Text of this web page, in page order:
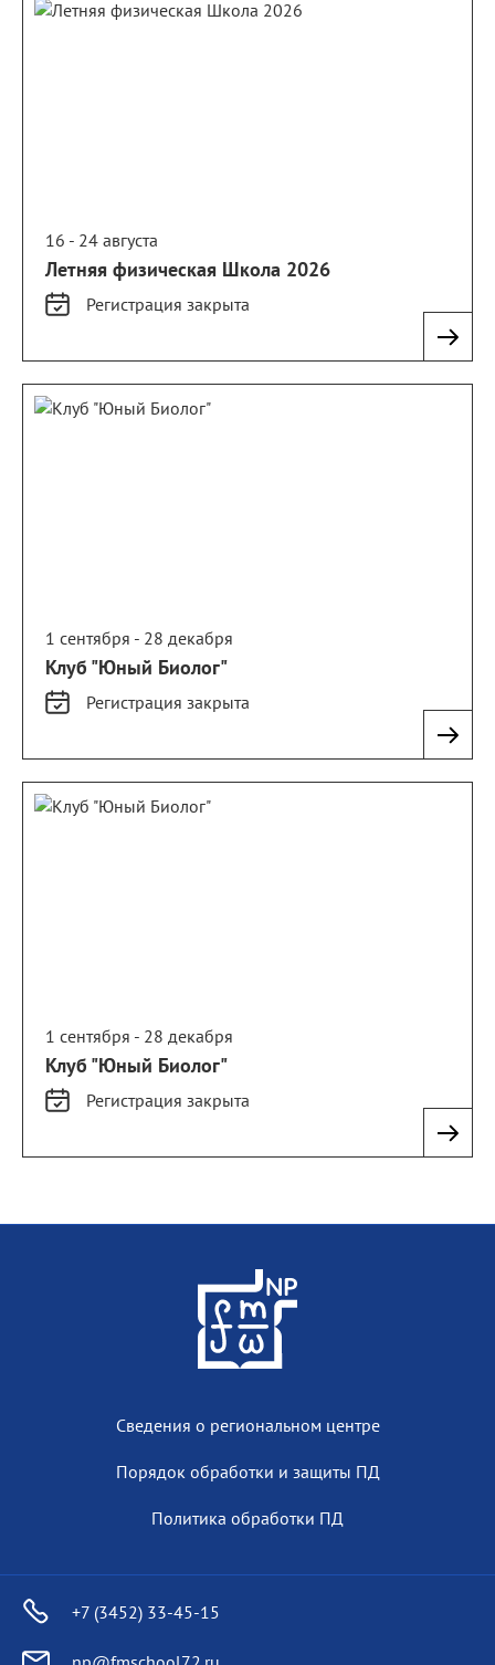
16 - 24 августа
Летняя физическая Школа 2026
Регистрация закрыта
1 сентября - 28 декабря
Клуб "Юный Биолог"
Регистрация закрыта
1 сентября - 28 декабря
Клуб "Юный Биолог"
Регистрация закрыта
Сведения о региональном центре
Порядок обработки и защиты ПД
Политика обработки ПД
+7 (3452) 33-45-15